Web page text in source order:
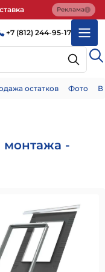
Реклама
+7 (812) 244-95-17
остатков Фото
монтажа -